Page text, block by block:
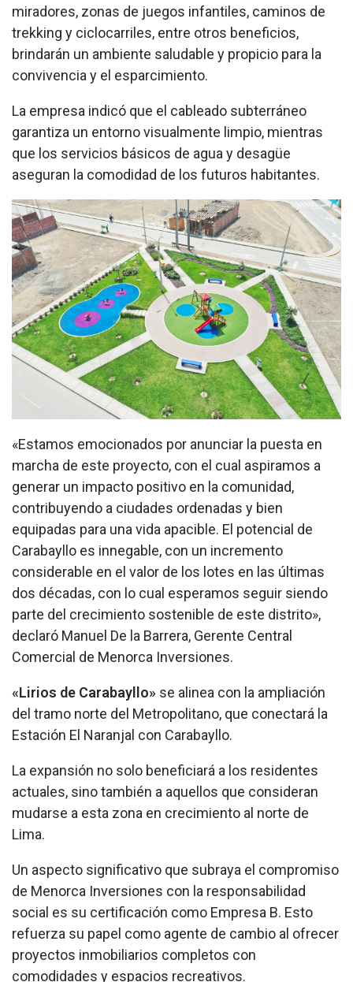
miradores, zonas de juegos infantiles, caminos de
trekking y ciclocarriles, entre otros beneficios,
brindarán un ambiente saludable y propicio para la
convivencia y el esparcimiento.
La empresa indicó que el cableado subterráneo
garantiza un entorno visualmente limpio, mientras
que los servicios básicos de agua y desagüe
aseguran la comodidad de los futuros habitantes.
«Estamos emocionados por anunciar la puesta en
marcha de este proyecto, con el cual aspiramos a
generar un impacto positivo en la comunidad,
contribuyendo a ciudades ordenadas y bien
equipadas para una vida apacible. El potencial de
Carabayllo es innegable, con un incremento
considerable en el valor de los lotes en las últimas
dos décadas, con lo cual esperamos seguir siendo
parte del crecimiento sostenible de este distrito»,
declaró Manuel De la Barrera, Gerente Central
Comercial de Menorca Inversiones.
«Lirios de Carabayllo» se alinea con la ampliación
del tramo norte del Metropolitano, que conectará la
Estación El Naranjal con Carabayllo.
La expansión no solo beneficiará a los residentes
actuales, sino también a aquellos que consideran
mudarse a esta zona en crecimiento al norte de
Lima.
Un aspecto significativo que subraya el compromiso
de Menorca Inversiones con la responsabilidad
social es su certificación como Empresa B. Esto
refuerza su papel como agente de cambio al ofrecer
proyectos inmobiliarios completos con
comodidades y espacios recreativos.